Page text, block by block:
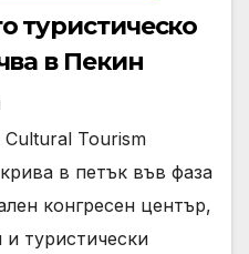
туристическо
в Пекин
Cultural Tourism
в петък във фаза
конгресен център,
и туристически